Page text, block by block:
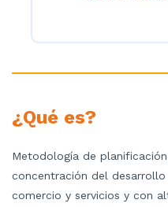
¿Qué es?
Metodología de planificación
concentración del
comercio y servicios y con